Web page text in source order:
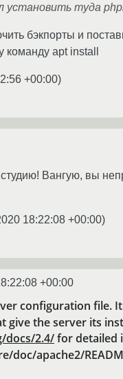
установить туда
бэкпорты и
команду apt install
+00:00)
Вангую, вы
18:22:08 +00:00)
+00:00
configuration file.
give the server its
docs/2.4/for detailed
doc/apache2/